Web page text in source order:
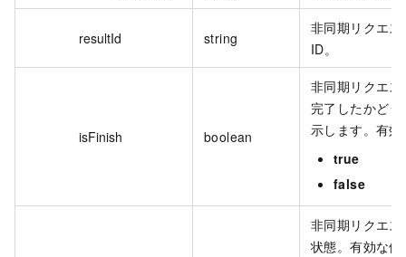
resultId string
非同期リクエス
ID。
isFinish boolean
非同期リクエス
完了したかどう
示します。有効
true
false
非同期リクエス
状態。有効な値: